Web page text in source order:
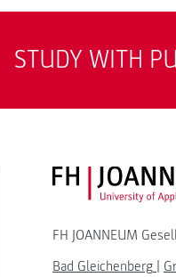
STUDY WITH
FH JOANNEUM
Bad Gleichenberg